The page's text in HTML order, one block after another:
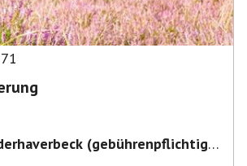
71
(gebührenpflichtig),